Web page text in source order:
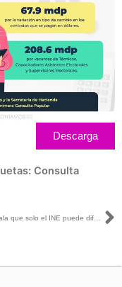
Descarga
Consulta
La ley señala que solo el INE puede difundir la consulta popular: José Roberto Ruiz con Olivia Pérez y Beatriz Zavaleta